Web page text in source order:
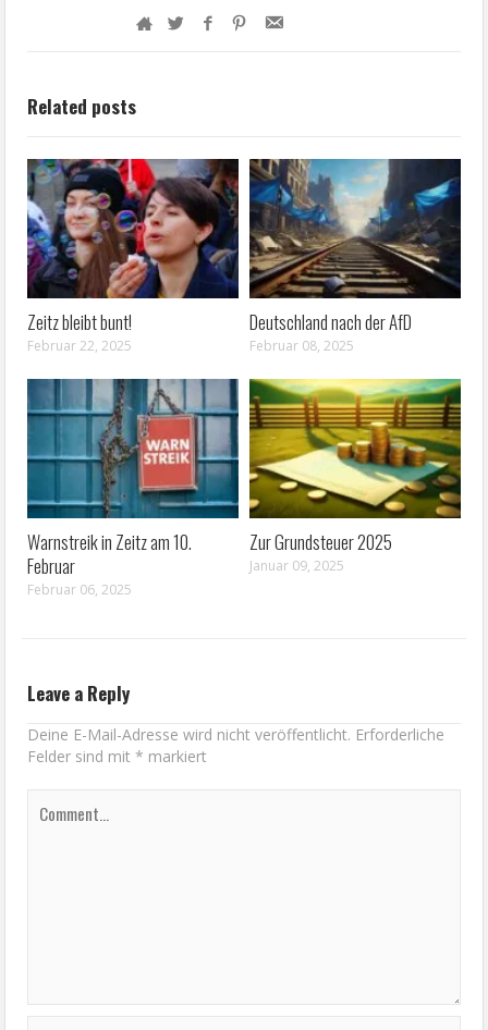
Related posts
Zeitz bleibt bunt!
Februar 22, 2025
Deutschland nach der AfD
Februar 08, 2025
Warnstreik in Zeitz am 10.
Februar
Februar 06, 2025
Zur Grundsteuer 2025
Januar 09, 2025
Leave a Reply
Deine E-Mail-Adresse wird nicht veröffentlicht. Erforderliche
Felder sind mit* markiert